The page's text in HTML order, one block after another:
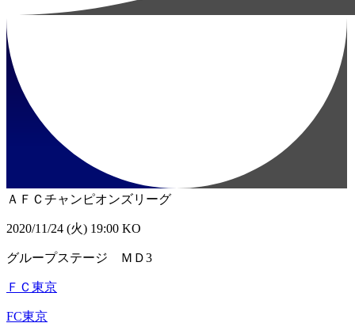
ＡＦＣチャンピオンズリーグ
2020/11/24 (火) 19:00 KO
グループステージ ＭＤ3
ＦＣ東京
FC東京